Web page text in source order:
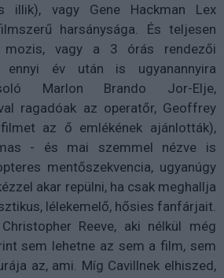
illik), vagy Gene Hackman Lex
harsánysága. És teljesen
vagy a 3 órás rendezői
ennyi év után is ugyanannyira
Marlon Brando Jor-Elje,
ragadóak az operatőr, Geoffrey
az ő emlékének ajánlották),
- és mai szemmel nézve is
mentőszekvencia, ugyanúgy
akar repülni, ha csak meghallja
lélekemelő, hősies fanfárjait.
Reeve, aki nélkül még
sem lehetne az sem a film, sem
az, ami. Míg Cavillnek elhiszed,